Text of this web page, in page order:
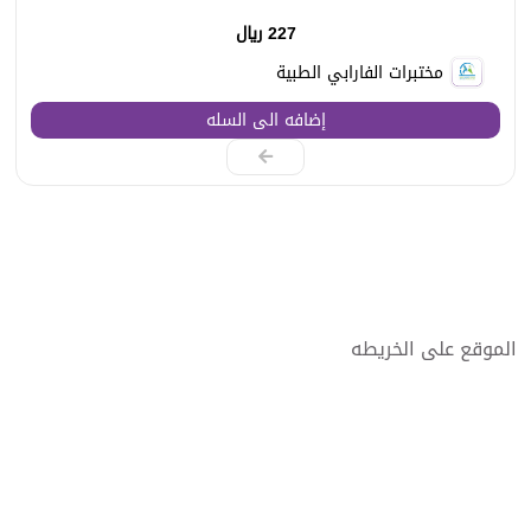
227 ريال
مختبرات الفارابي الطبية
إضافه الى السله
الموقع على الخريطه